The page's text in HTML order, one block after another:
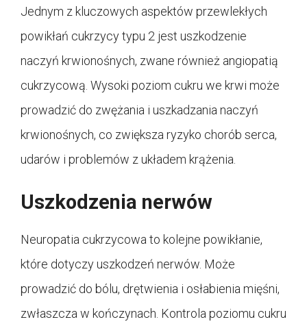
Jednym z kluczowych aspektów przewlekłych
powikłań cukrzycy typu 2 jest uszkodzenie
naczyń krwionośnych, zwane również angiopatią
cukrzycową. Wysoki poziom cukru we krwi może
prowadzić do zwężania i uszkadzania naczyń
krwionośnych, co zwiększa ryzyko chorób serca,
udarów i problemów z układem krążenia.
Uszkodzenia nerwów
Neuropatia cukrzycowa to kolejne powikłanie,
które dotyczy uszkodzeń nerwów. Może
prowadzić do bólu, drętwienia i osłabienia mięśni,
zwłaszcza w kończynach. Kontrola poziomu cukru